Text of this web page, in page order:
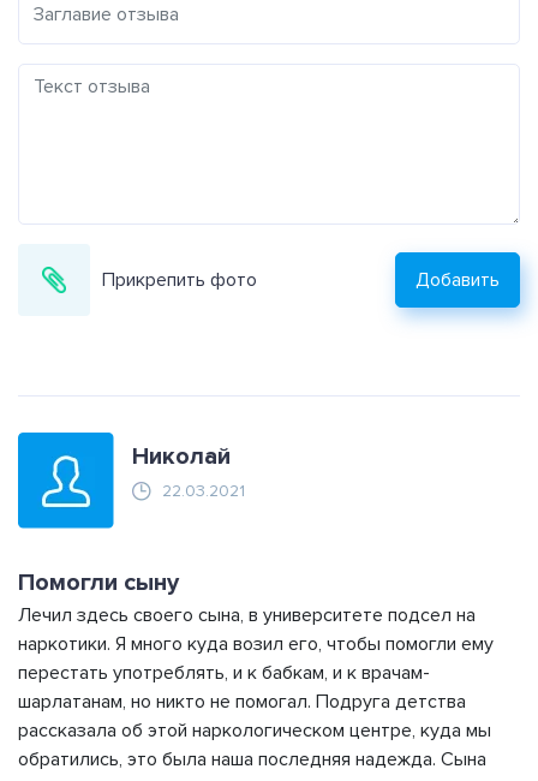
Прикрепить фото Добавить
Николай
22.03.2021
Помогли сыну
Лечил здесь своего сына, в университете подсел на
наркотики. Я много куда возил его, чтобы помогли ему
перестать употреблять, и к бабкам, и к врачам-
шарлатанам, но никто не помогал. Подруга детства
рассказала об этой наркологическом центре, куда мы
обратились, это была наша последняя надежда. Сына